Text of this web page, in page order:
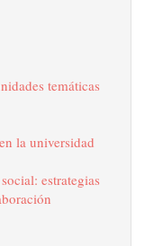
temáticas
la universidad
estrategias